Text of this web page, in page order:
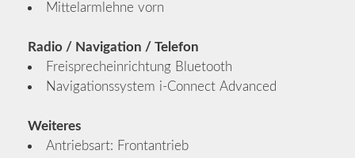
Mittelarmlehne vorn
Radio / Navigation / Telefon
Freisprecheinrichtung Bluetooth
Navigationssystem i-Connect Advanced
Weiteres
Antriebsart: Frontantrieb